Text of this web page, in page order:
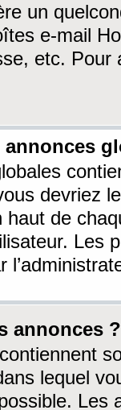
un
e-mail
etc. Pour
annonces
devriez
haut de
Les
annonces ?
lequel
Les